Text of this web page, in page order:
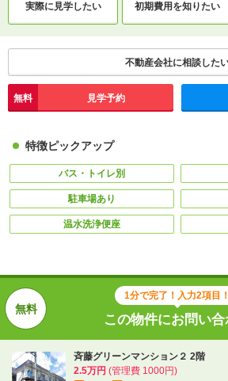
実際に見学したい 初期費用を知りたい
不動産会社に相談した
無料 見学予約
特徴ピックアップ
バス・トイレ別
駐車場あり
温水洗浄便座
1分で完了！入力2項目！
この物件にお問い合
斉藤グリーンマンション２ 2階
2.5万円 (管理費 1000円)